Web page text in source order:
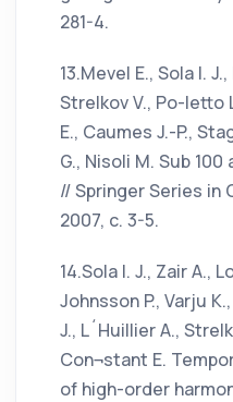
281-4.
13.Mevel E., Sola I.
Strelkov V., Po-letto
E., Caumes J.-P.,
G., Nisoli M. Sub
// Springer Series in
2007, c. 3-5.
14.Sola I. J., Zair A.,
Johnsson P., Varju
J., L´Huillier A.,
Con¬stant E.
of high-order